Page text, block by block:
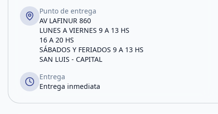
Punto de entrega
AV LAFINUR 860
LUNES A VIERNES 9 A 13 HS
16 A 20 HS
SÁBADOS Y FERIADOS 9 A 13 HS
SAN LUIS - CAPITAL
Entrega
Entrega inmediata